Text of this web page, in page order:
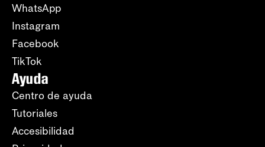
WhatsApp
Instagram
Facebook
TikTok
Ayuda
Centro de ayuda
Tutoriales
Accesibilidad